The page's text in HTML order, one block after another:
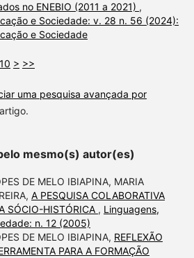
no ENEBIO (2011 a 2021) ,
e Sociedade: v. 28 n. 56 (2024):
e Sociedade
10 > >>
uma pesquisa avançada por
mesmo(s) autor(es)
DE MELO IBIAPINA, MARIA
A PESQUISA COLABORATIVA
SÓCIO-HISTÓRICA , Linguagens,
n. 12 (2005)
DE MELO IBIAPINA, REFLEXÃO
PARA A FORMAÇÃO